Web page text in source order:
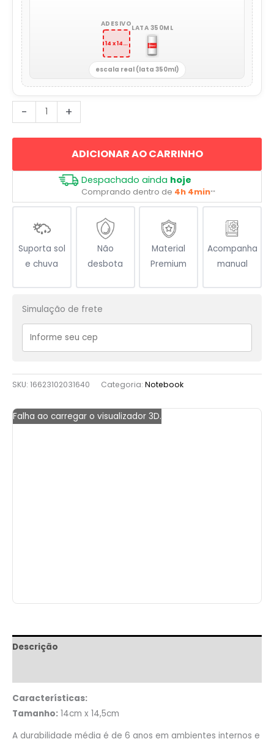
ADESIVO
14 x 14,5 cm
LATA 350ML
escala real (lata 350ml)
-
Teia
de
Negra
+
ADICIONAR AO CARRINHO
Despachado ainda hoje
Comprando dentro de 4h 4min**
Suporta sol
e chuva
Não
desbota
Material
Premium
Acompanha
manual
Simulação de frete
SKU: 16623102031640 Categoria: Notebook
Falha ao carregar o visualizador 3D.
Descrição
Características:
Tamanho: 14cm x 14,5cm
A durabilidade média é de 6 anos em ambientes internos e